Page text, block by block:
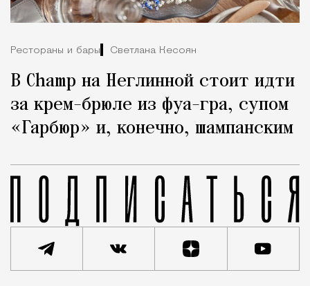
Рестораны и бары Светлана Кесоян
В Champ на Неглинной стоит идти
за крем-брюле из фуа-гра, супом
«Гарбюр» и, конечно, шампанским